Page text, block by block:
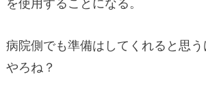
を使用することになる。
病院側でも準備はしてくれると思
やろね？